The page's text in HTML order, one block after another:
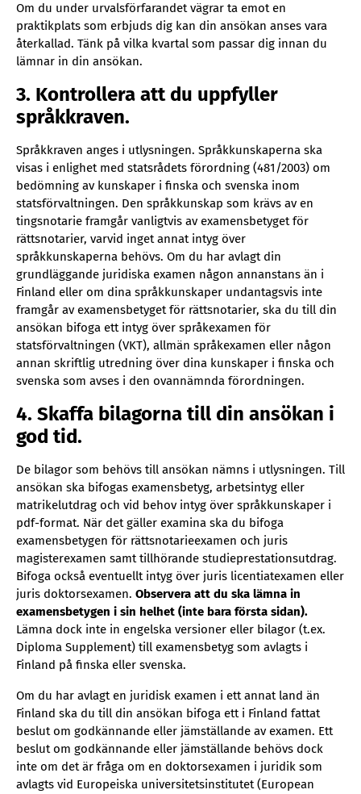
Om du under urvalsförfarandet vägrar ta emot en
praktikplats som erbjuds dig kan din ansökan anses vara
återkallad. Tänk på vilka kvartal som passar dig innan du
lämnar in din ansökan.
3. Kontrollera att du uppfyller
språkkraven.
Språkkraven anges i utlysningen. Språkkunskaperna ska
visas i enlighet med statsrådets förordning (481/2003) om
bedömning av kunskaper i finska och svenska inom
statsförvaltningen. Den språkkunskap som krävs av en
tingsnotarie framgår vanligtvis av examensbetyget för
rättsnotarier, varvid inget annat intyg över
språkkunskaperna behövs. Om du har avlagt din
grundläggande juridiska examen någon annanstans än i
Finland eller om dina språkkunskaper undantagsvis inte
framgår av examensbetyget för rättsnotarier, ska du till din
ansökan bifoga ett intyg över språkexamen för
statsförvaltningen (VKT), allmän språkexamen eller någon
annan skriftlig utredning över dina kunskaper i finska och
svenska som avses i den ovannämnda förordningen.
4. Skaffa bilagorna till din ansökan i
god tid.
De bilagor som behövs till ansökan nämns i utlysningen. Till
ansökan ska bifogas examensbetyg, arbetsintyg eller
matrikelutdrag och vid behov intyg över språkkunskaper i
pdf-format. När det gäller examina ska du bifoga
examensbetygen för rättsnotarieexamen och juris
magisterexamen samt tillhörande studieprestationsutdrag.
Bifoga också eventuellt intyg över juris licentiatexamen eller
juris doktorsexamen. Observera att du ska lämna in
examensbetygen i sin helhet (inte bara första sidan).
Lämna dock inte in engelska versioner eller bilagor (t.ex.
Diploma Supplement) till examensbetyg som avlagts i
Finland på finska eller svenska.
Om du har avlagt en juridisk examen i ett annat land än
Finland ska du till din ansökan bifoga ett i Finland fattat
beslut om godkännande eller jämställande av examen. Ett
beslut om godkännande eller jämställande behövs dock
inte om det är fråga om en doktorsexamen i juridik som
avlagts vid Europeiska universitetsinstitutet (European